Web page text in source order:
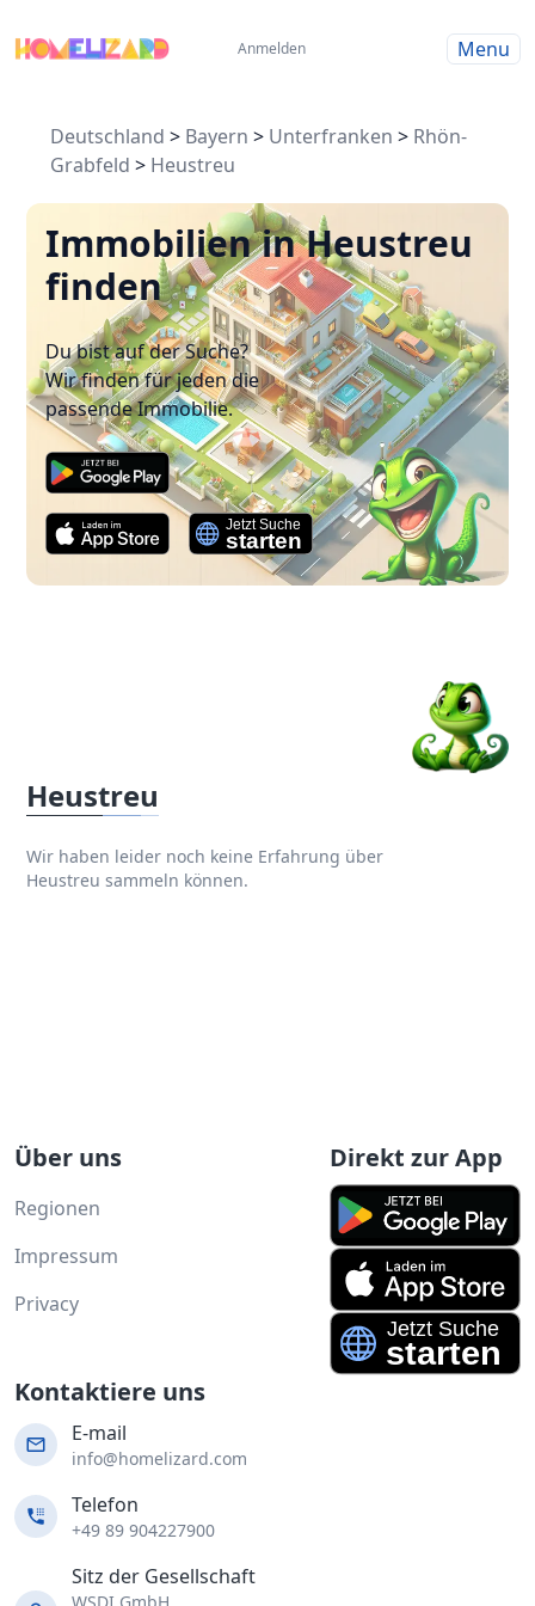
Anmelden Menu
Deutschland > Bayern > Unterfranken > Rhön-
Grabfeld > Heustreu
Immobilien in Heustreu
finden
Du bist auf der Suche?
Wir finden für jeden die
passende Immobilie.
Heustreu
Wir haben leider noch keine Erfahrung über
Heustreu sammeln können.
Über uns
Regionen
Impressum
Privacy
Direkt zur App
Kontaktiere uns
E-mail
info@homelizard.com
Telefon
+49 89 904227900
Sitz der Gesellschaft